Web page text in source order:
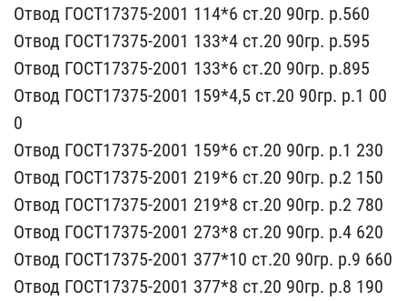
Отвод ГОСТ1737​5-2001 114*6 ст.20 90гр.​ р.560
Отвод ГОСТ17375-2​001 133*4 ст.20 90гр. р.​595
Отвод ГОСТ17375-2001​ 133*6 ст.20 90гр. р.895​
Отвод ГОСТ17375-2001 15​9*4,5 ст.20 90гр. р.1 00​
0
Отвод ГОСТ17375-2001 1​59*6 ст.20 90гр. р.1 230​
Отвод ГОСТ17375-2001 21​9*6 ст.20 90гр. р.2 150
​Отвод ГОСТ17375-2001 219​*8 ст.20 90гр. р.2 780
О​твод ГОСТ17375-2001 273*​8 ст.20 90гр. р.4 620
От​вод ГОСТ17375-2001 377*1​0 ст.20 90гр. р.9 660
От​вод ГОСТ17375-2001 377*8​ ст.20 90гр. р.8 190